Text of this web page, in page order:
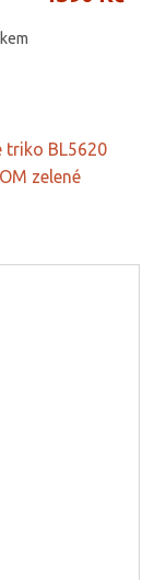
triko BL5620
zelené